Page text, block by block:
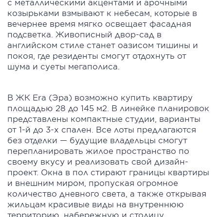
с металлическими акцентами и арочными
козырьками взмывают к небесам, которые в
вечернее время мягко освещает фасадная
подсветка. Живописный двор-сад в
английском стиле станет оазисом тишины и
покоя, где резиденты смогут отдохнуть от
шума и суеты мегаполиса.
В ЖК Era (Эра) возможно купить квартиру
площадью 28 до 145 м2. В линейке планировок
представлены компактные студии, варианты
от 1-й до 3-х спален. Все лоты предлагаются
без отделки — будущие владельцы смогут
перепланировать жилое пространство по
своему вкусу и реализовать свой дизайн-
проект. Окна в пол стирают границы квартиры
и внешним миром, пропуская огромное
количество дневного света, а также открывая
жильцам красивые виды на внутреннюю
территорию, набережную и столицу.